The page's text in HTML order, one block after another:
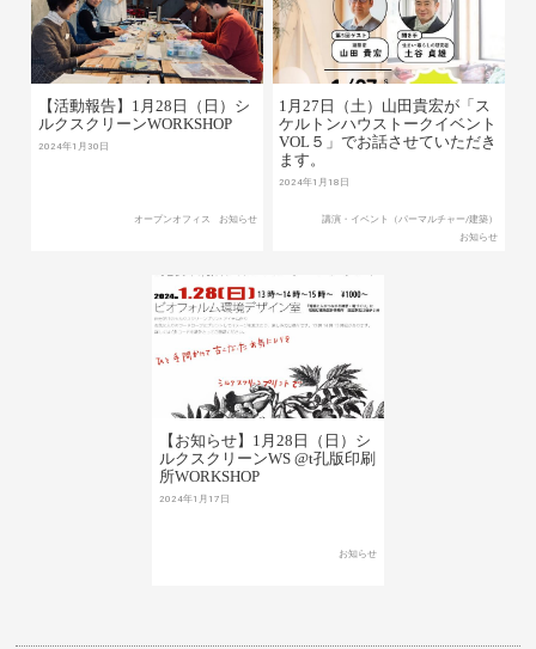
【活動報告】1月28日（日）シ
ルクスクリーンWORKSHOP
2024年1月30日
オープンオフィス お知らせ
1月27日（土）山田貴宏が「ス
ケルトンハウストークイベント
VOL５」でお話させていただき
ます。
2024年1月18日
講演・イベント（パーマルチャー/建築）
お知らせ
【お知らせ】1月28日（日）シ
ルクスクリーンWS @t孔版印刷
所WORKSHOP
2024年1月17日
お知らせ